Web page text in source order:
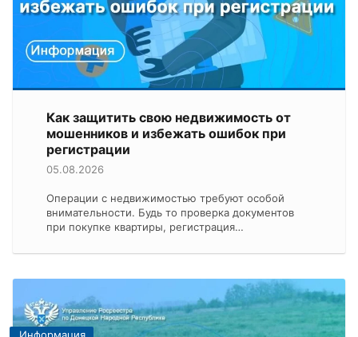
Как защитить свою недвижимость от
мошенников и избежать ошибок при
регистрации
05.08.2026
Операции с недвижимостью требуют особой
внимательности. Будь то проверка документов
при покупке квартиры, регистрация…
Информация